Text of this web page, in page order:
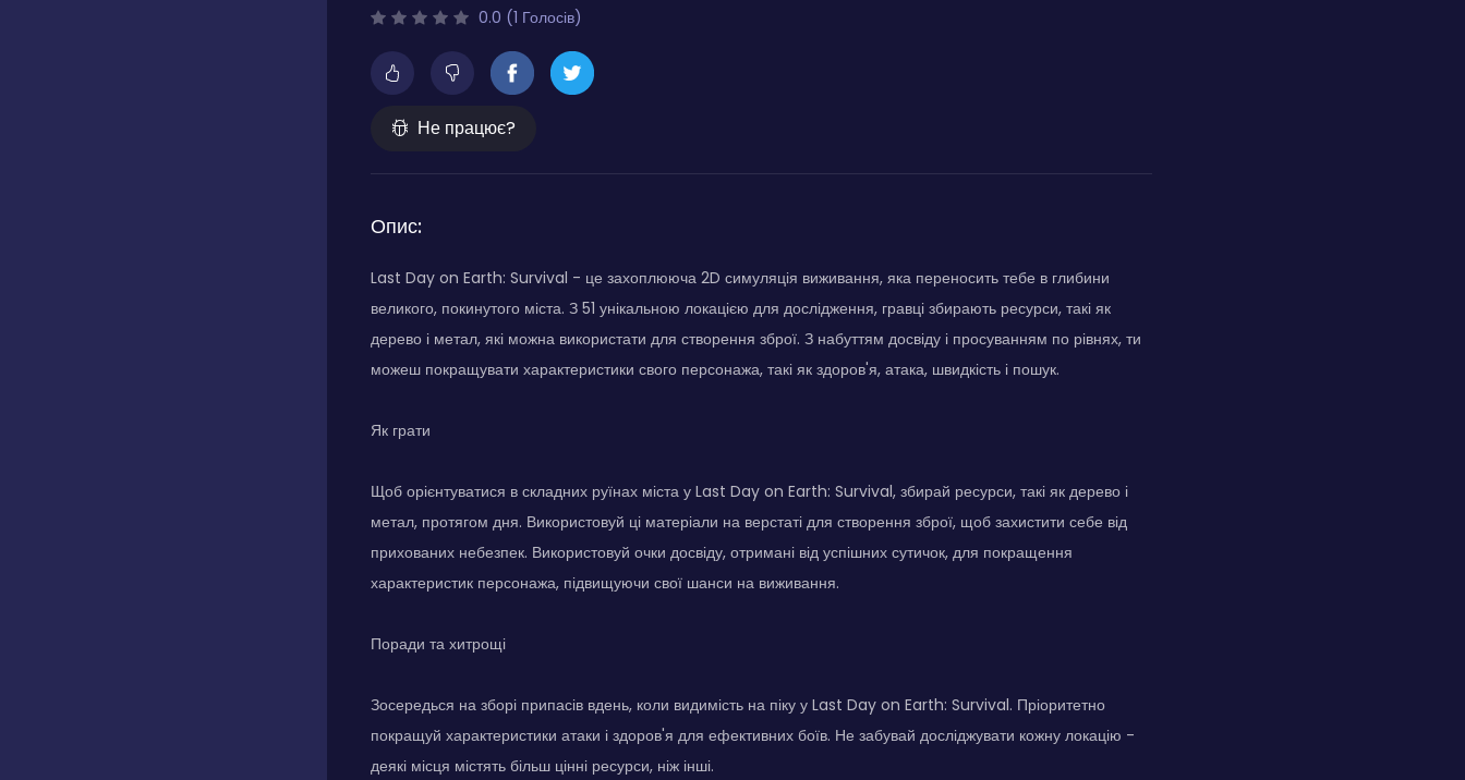
0.0 (1 Голосів)
Не працює?
Опис:
Last Day on Earth: Survival - це захоплююча 2D симуляція виживання, яка переносить тебе в глибини
великого, покинутого міста. З 51 унікальною локацією для дослідження, гравці збирають ресурси, такі як
дерево і метал, які можна використати для створення зброї. З набуттям досвіду і просуванням по рівнях, ти
можеш покращувати характеристики свого персонажа, такі як здоров'я, атака, швидкість і пошук.
Як грати
Щоб орієнтуватися в складних руїнах міста у Last Day on Earth: Survival, збирай ресурси, такі як дерево і
метал, протягом дня. Використовуй ці матеріали на верстаті для створення зброї, щоб захистити себе від
прихованих небезпек. Використовуй очки досвіду, отримані від успішних сутичок, для покращення
характеристик персонажа, підвищуючи свої шанси на виживання.
Поради та хитрощі
Зосередься на зборі припасів вдень, коли видимість на піку у Last Day on Earth: Survival. Пріоритетно
покращуй характеристики атаки і здоров'я для ефективних боїв. Не забувай досліджувати кожну локацію -
деякі місця містять більш цінні ресурси, ніж інші.